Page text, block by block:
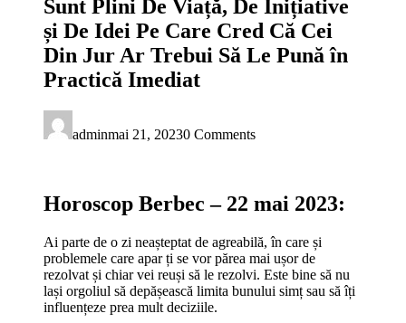
Sunt Plini De Viață, De Inițiative
și De Idei Pe Care Cred Că Cei
Din Jur Ar Trebui Să Le Pună în
Practică Imediat
adminmai 21, 20230 Comments
Horoscop Berbec – 22 mai 2023:
Ai parte de o zi neașteptat de agreabilă, în care și
problemele care apar ți se vor părea mai ușor de
rezolvat și chiar vei reuși să le rezolvi. Este bine să nu
lași orgoliul să depășească limita bunului simț sau să îți
influențeze prea mult deciziile.